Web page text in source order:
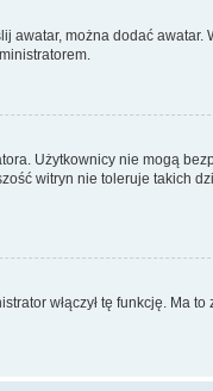
awatar, można dodać awatar.
Użytkownicy nie mogą
witryn nie toleruje takich
włączył tę funkcję. Ma to